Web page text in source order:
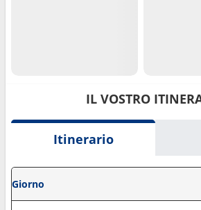
IL VOSTRO
Itinerario
Giorno